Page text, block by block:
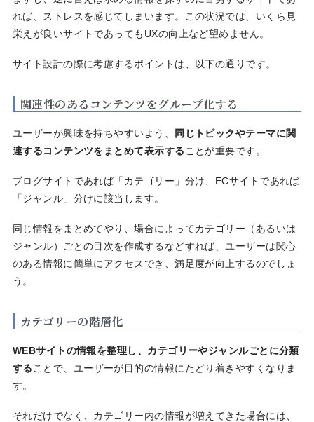
れば、ストレスを感じてしまいます。この状況では、いくら見
栄えが良いサイトであってもUXの向上など望めません。
サイト設計の際に考慮するポイントは、以下の通りです。
関連性のあるコンテンツをグループ化する
ユーザーが興味を持ちやすいよう、
同じトピックやテーマに関
連するコンテンツをまとめて表示する ことが重要です。
ブログサイトであれば「カテゴリー」分け、ECサイトであれば
「ジャンル」分けに該当します。
同じ情報をまとめてやり、場合によってカテゴリー（あるいは
ジャンル）ごとの目次を作成するなどすれば、ユーザーは関心
のある情報に簡単にアクセスでき、満足度が向上するのでしょ
う。
カテゴリーの階層化
WEBサイトの情報を整理し、カテゴリーやジャンルごとに分類
する ことで、ユーザーが目的の情報にたどり着きやすくなりま
す。
それだけでなく、カテゴリー内の情報が増えてきた場合には、